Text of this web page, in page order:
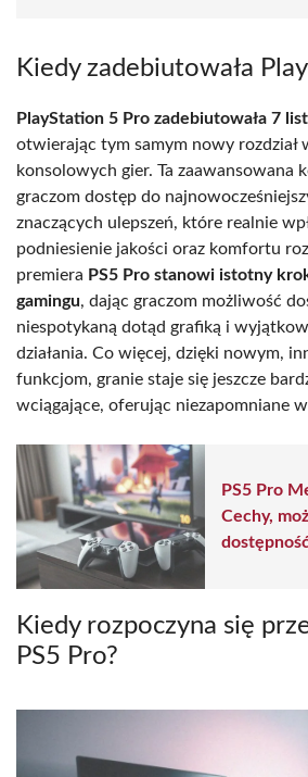
Kiedy zadebiutowała
PlayStation 5 Pro zadebiutowała 7
otwierając tym samym nowy rozdział
konsolowych gier. Ta zaawansowana
graczom dostęp do
znaczących ulepszeń, które realnie
podniesienie jakości oraz komfortu
premiera PS5 Pro stanowi istotny
gamingu, dając graczom możliwość
niespotykaną dotąd grafiką i
działania. Co więcej, dzięki nowym,
funkcjom, granie staje się jeszcze
wciągające, oferując niezapomniane
PS5 Pro
Cechy,
Kiedy rozpoczyna się
PS5 Pro?